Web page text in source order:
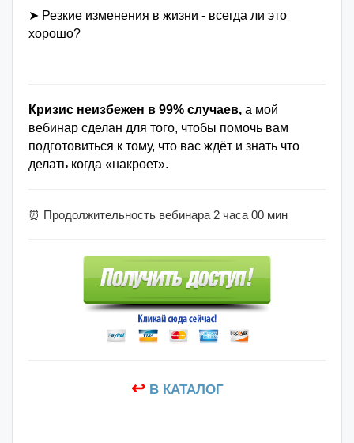
➤ Резкие изменения в жизни - всегда ли это
хорошо?
Кризис неизбежен в 99% случаев, а мой
вебинар сделан для того, чтобы помочь вам
подготовиться к тому, что вас ждёт и знать что
делать когда «накроет».
⏰ Продолжительность вебинара 2 часа 00 мин
↩В КАТАЛОГ